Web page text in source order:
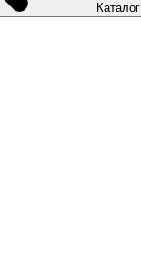
Каталог